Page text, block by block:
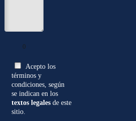
0
Acepto los
términos y
condiciones, según
se indican en los
textos legalesde este
sitio.